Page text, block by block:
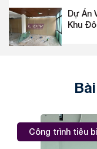
Dự Án
Khu
Công trình tiêu